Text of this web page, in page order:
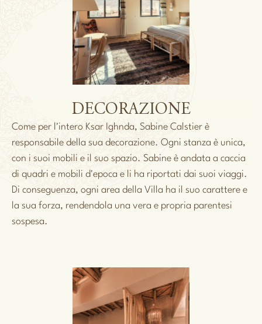
DECORAZIONE
Come per l'intero Ksar Ighnda, Sabine Calstier è
responsabile della sua decorazione. Ogni stanza è unica,
con i suoi mobili e il suo spazio. Sabine è andata a caccia
di quadri e mobili d'epoca e li ha riportati dai suoi viaggi.
Di conseguenza, ogni area della Villa ha il suo carattere e
la sua forza, rendendola una vera e propria parentesi
sospesa.